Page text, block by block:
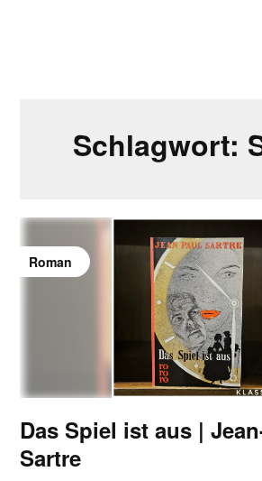
Schlagwort:
Roman
Das Spiel ist aus |
Sartre